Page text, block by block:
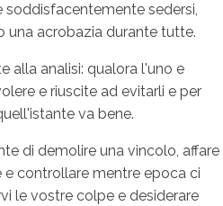
sedersi,
una acrobazia durante tutte.
alla analisi: qualora l'uno e
e riuscite ad evitarli e per
va bene.
di demolire una vincolo, affare
e controllare mentre epoca ci
le vostre colpe e desiderare